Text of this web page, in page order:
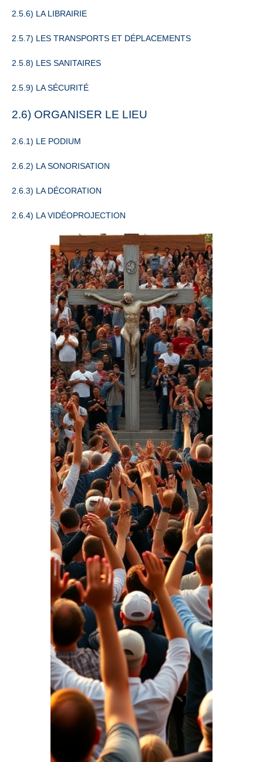
2.5.6) LA LIBRAIRIE
2.5.7) LES TRANSPORTS ET DÉPLACEMENTS
2.5.8) LES SANITAIRES
2.5.9) LA SÉCURITÉ
2.6) ORGANISER LE LIEU
2.6.1) LE PODIUM
2.6.2) LA SONORISATION
2.6.3) LA DÉCORATION
2.6.4) LA VIDÉOPROJECTION